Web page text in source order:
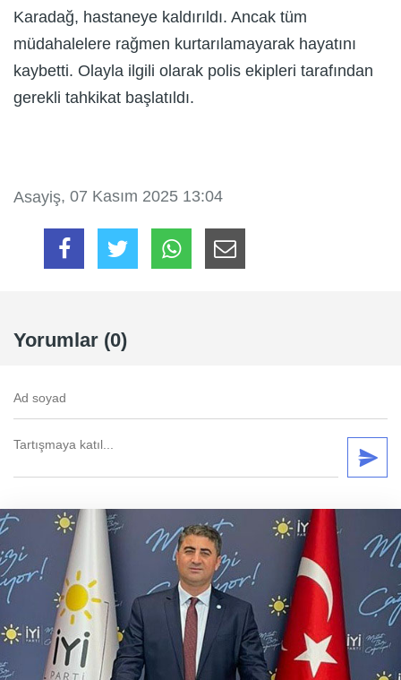
Karadağ, hastaneye kaldırıldı. Ancak tüm
müdahalelere rağmen kurtarılamayarak hayatını
kaybetti. Olayla ilgili olarak polis ekipleri tarafından
gerekli tahkikat başlatıldı.
Asayiş, 07 Kasım 2025 13:04
Yorumlar (0)